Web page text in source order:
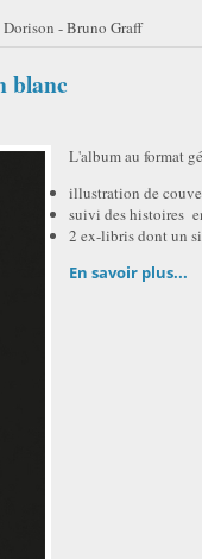
Dorison - Bruno Graff
blanc
L'album au format
illustration de
suivi des histoires
2 ex-libris dont un
En savoir plus...